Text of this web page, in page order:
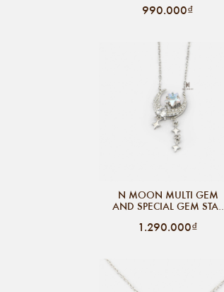
SNOWFLAKE GEM
990.000₫
N MOON MULTI GEM
AND SPECIAL GEM STAR
1.290.000₫